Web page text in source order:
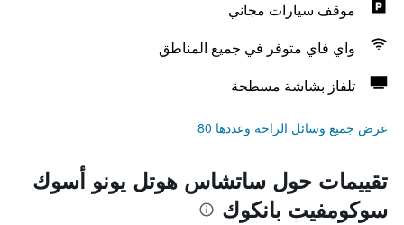
موقف سيارات مجاني
واي فاي متوفر في جميع المناطق
تلفاز بشاشة مسطحة
عرض جميع وسائل الراحة وعددها 80
تقييمات حول ساتشاس هوتل يونو أسوك
سوكومفيت بانكوك